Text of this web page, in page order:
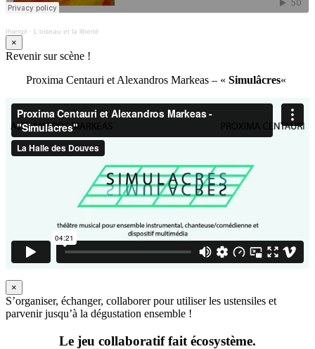
thiergir · L'oiseau et la liberté
×
Revenir sur scène !
Proxima Centauri et Alexandros Markeas – « Simulâcres«
×
S’organiser, échanger, collaborer pour utiliser les ustensiles et
parvenir jusqu’à la dégustation ensemble !
Le jeu collaboratif fait écosystème.